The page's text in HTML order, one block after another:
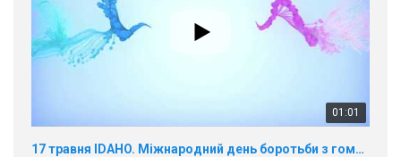
01:01
17 травня IDAHO. Міжнародний день боротьби з гомофобією трансфобією і біфобія.